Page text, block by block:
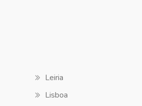
Leiria
Lisboa